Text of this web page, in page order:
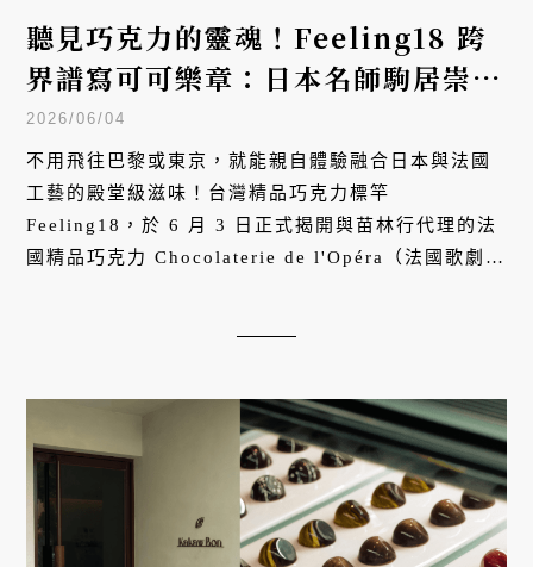
聽見巧克力的靈魂！Feeling18 跨
界譜寫可可樂章：日本名師駒居崇宏
× 法國歌劇巧克力 × 灣聲樂團，共
築沉浸式感官盛宴
2026/06/04
不用飛往巴黎或東京，就能親自體驗融合日本與法國
工藝的殿堂級滋味！台灣精品巧克力標竿
Feeling18，於 6 月 3 日正式揭開與苗林行代理的法
國精品巧克力 Chocolaterie de l'Opéra（法國歌劇巧
材、職人技藝與在地音律的沉浸式盛宴，將於 7 月 1
日正式上架，譜寫台灣伴手禮市場前所未見的感官篇